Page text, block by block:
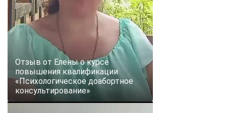
Отзыв от Елены о курсе
повышения квалификации
«Психологическое доабортное
консультирование»